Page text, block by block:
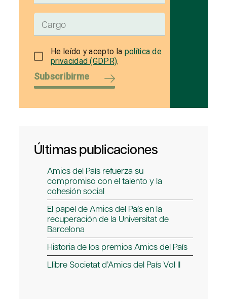
He leído y acepto la política de
privacidad (GDPR).
Subscribirme
Últimas publicaciones
Amics del País refuerza su
compromiso con el talento y la
cohesión social
El papel de Amics del País en la
recuperación de la Universitat de
Barcelona
Historia de los premios Amics del País
Llibre Societat d’Amics del País Vol II